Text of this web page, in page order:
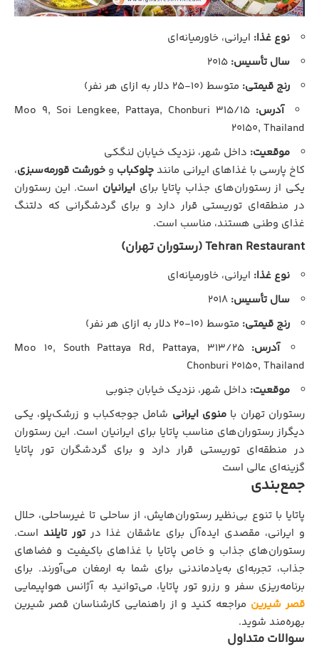
نوع غذا: ایرانی، خاورمیانه‌ای
سال تأسیس:
رنج قیمتی: متوسط (۱۰-۲۵ دلار به ازای هر نفر)
آدرس:
۳۱۵/۱۵ Moo ۹, Soi Lengkee, Pattaya, Chonburi
۲۰۱۵۰, Thailand
موقعیت: داخل شهر، نزدیک خیابان لنگکی
کاخ پارسی با غذاهای ایرانی مانندچلوکباب و خورشت قورمه‌سبزی،
یکی از رستوران‌های جذاب پاتایا برای ایرانیان است. این رستوران
در منطقه‌ای توریستی قرار دارد و برای گردشگرانی که دلتنگ
غذای وطنی هستند، مناسب است.
Tehran Restaurant (رستوران تهران)
نوع غذا: ایرانی، خاورمیانه‌ای
سال تأسیس:
رنج قیمتی: متوسط (۱۰-۲۰ دلار به ازای هر نفر)
آدرس:
۳۱۳/۲۵ Moo ۱۰, South Pattaya Rd, Pattaya,
Chonburi ۲۰۱۵۰, Thailand
موقعیت: داخل شهر، نزدیک خیابان جنوبی
رستوران تهران با منوی ایرانی شامل جوجه‌کباب و زرشک‌پلو، یکی
دیگراز رستوران‌های مناسب پاتایا برای ایرانیان است. این رستوران
در منطقه‌ای توریستی قرار دارد و برای گردشگران تور پاتایا
گزینه‌ای عالی است
جمع‌بندی
پاتایا با تنوع بی‌نظیر رستوران‌هایش، از ساحلی تا غیرساحلی، حلال
و ایرانی، مقصدی ایده‌آل برای عاشقان غذا در تور تایلنداست.
رستوران‌های جذاب و خاص پاتایا با غذاهای باکیفیت و فضاهای
جذاب، تجربه‌ای به‌یادماندنی برای شما به ارمغان می‌آورند. برای
برنامه‌ریزی سفر و رزرو تور پاتایا، می‌توانید به آژانس هواپیمایی
قصر شیرین مراجعه کنید و از راهنمایی کارشناسان قصر شیرین
بهره‌مند شوید.
سوالات متداول